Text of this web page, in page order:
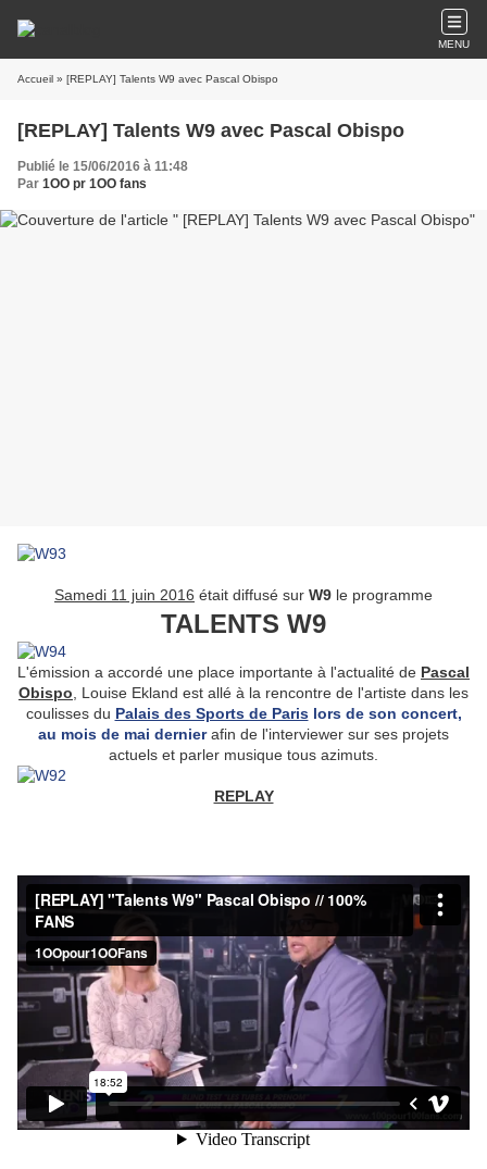
MENU
Accueil » [REPLAY] Talents W9 avec Pascal Obispo
[REPLAY] Talents W9 avec Pascal Obispo
Publié le 15/06/2016 à 11:48
Par 1OO pr 1OO fans
Samedi 11 juin 2016 était diffusé sur W9 le programme
TALENTS W9
L'émission a accordé une place importante à l'actualité de Pascal
Obispo , Louise Ekland est allé à la rencontre de l'artiste dans les
coulisses du Palais des Sports de Parislors de son concert,
au mois de mai dernierafin de l'interviewer sur ses projets
actuels et parler musique tous azimuts.
REPLAY